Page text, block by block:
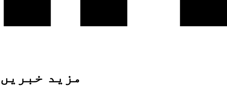
مزید خبریں